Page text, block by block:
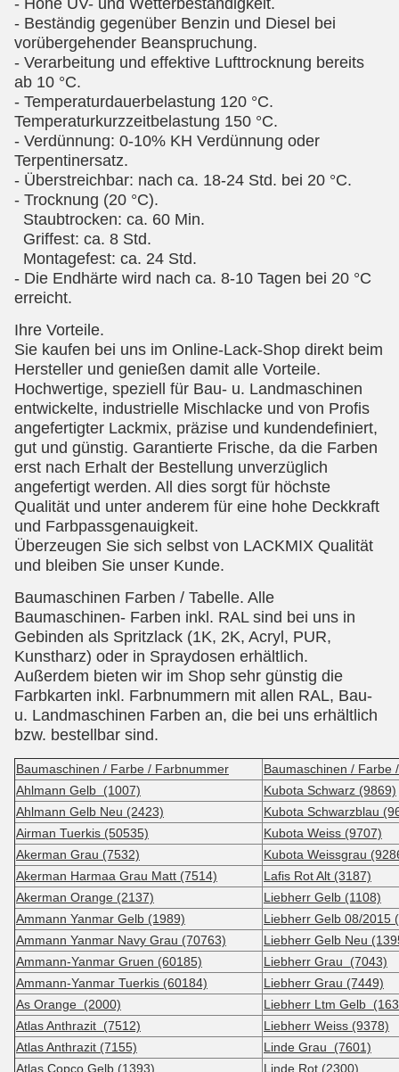
- Beständig gegenüber Benzin und Diesel bei
vorübergehender Beanspruchung.
- Verarbeitung und effektive Lufttrocknung bereits
ab 10 °C.
- Temperaturdauerbelastung 120 °C.
Temperaturkurzzeitbelastung 150 °C.
- Verdünnung: 0-10% KH Verdünnung oder
Terpentinersatz.
- Überstreichbar: nach ca. 18-24 Std. bei 20 °C.
- Trocknung (20 °C).
Staubtrocken: ca. 60 Min.
Griffest: ca. 8 Std.
Montagefest: ca. 24 Std.
- Die Endhärte wird nach ca. 8-10 Tagen bei 20 °C
erreicht.
Ihre Vorteile.
Sie kaufen bei uns im Online-Lack-Shop direkt beim
Hersteller und genießen damit alle Vorteile.
Hochwertige, speziell für Bau- u. Landmaschinen
entwickelte, industrielle Mischlacke und von Profis
angefertigter Lackmix, präzise und kundendefiniert,
gut und günstig. Garantierte Frische, da die Farben
erst nach Erhalt der Bestellung unverzüglich
angefertigt werden. All dies sorgt für höchste
Qualität und unter anderem für eine hohe Deckkraft
und Farbpassgenauigkeit.
Überzeugen Sie sich selbst von LACKMIX Qualität
und bleiben Sie unser Kunde.
Baumaschinen Farben / Tabelle. Alle
Baumaschinen- Farben inkl. RAL sind bei uns in
Gebinden als Spritzlack (1K, 2K, Acryl, PUR,
Kunstharz) oder in Spraydosen erhältlich.
Außerdem bieten wir im Shop sehr günstig die
Farbkarten inkl. Farbnummern mit allen RAL, Bau-
u. Landmaschinen Farben an, die bei uns erhältlich
bzw. bestellbar sind.
Baumaschinen / Farbe / Farbnummer
Baumaschinen / Farbe
Ahlmann Gelb (1007)
Kubota Schwarz (9869)
Ahlmann Gelb Neu (2423)
Kubota Schwarzblau
Airman Tuerkis (50535)
Kubota Weiss (9707)
Akerman Grau (7532)
Kubota Weissgrau
Akerman Harmaa Grau Matt (7514)
Lafis Rot Alt (3187)
Akerman Orange (2137)
Liebherr Gelb (1108)
Ammann Yanmar Gelb (1989)
Liebherr Gelb 08/2015
Ammann Yanmar Navy Grau (70763)
Liebherr Gelb Neu
Ammann-Yanmar Gruen (60185)
Liebherr Grau (7043)
Ammann-Yanmar Tuerkis (60184)
Liebherr Grau (7449)
As Orange (2000)
Liebherr Ltm Gelb
Atlas Anthrazit (7512)
Liebherr Weiss (9378)
Atlas Anthrazit (7155)
Linde Grau (7601)
Atlas Copco Gelb (1393)
Linde Rot (2300)